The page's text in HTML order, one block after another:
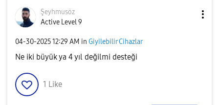
Şeyhmusöz
Active Level 9
‎04-30-202512:29 AM in Giyilebilir Cihazlar
Ne iki büyük ya 4 yıl değilmi desteği
1 Like